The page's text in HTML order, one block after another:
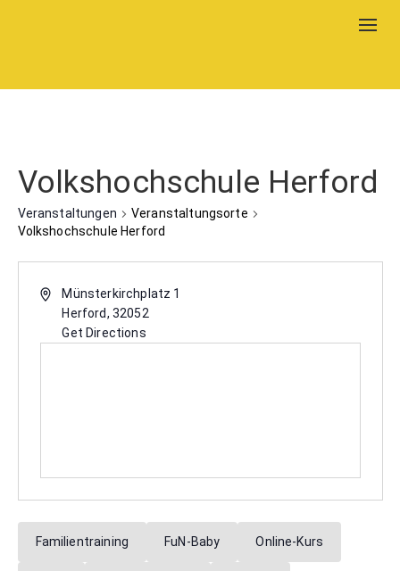
Volkshochschule Herford
Veranstaltungen
Veranstaltungsorte
Volkshochschule Herford
Münsterkirchplatz 1
Herford, 32052
Get Directions
Familientraining FuN-Baby Online-Kurs